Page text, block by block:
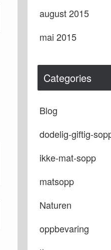
august 2015
mai 2015
Categories
Blog
dodelig-giftig-
ikke-mat-sopp
matsopp
Naturen
oppbevaring